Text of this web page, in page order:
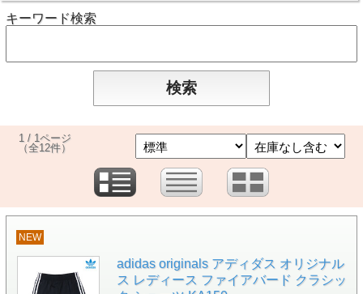
キーワード検索
1 / 1ページ
（全12件）
NEW
adidas originals アディダス オリジナル
ス レディース ファイアバード クラシッ